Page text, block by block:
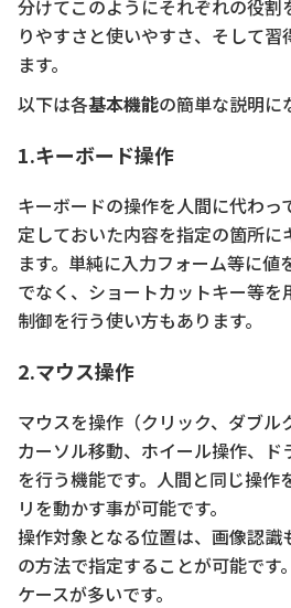
分けてこのようにそれぞれの役割
りやすさと使いやすさ、そして
ます。
以下は各基本機能の簡単な説明に
1.キーボード操作
キーボードの操作を人間に代わっ
定しておいた内容を指定の箇所
ます。単純に入力フォーム等に値
でなく、ショートカットキー等を
制御を行う使い方もあります。
2.マウス操作
マウスを操作（クリック、ダブル
カーソル移動、ホイール操作、ド
を行う機能です。人間と同じ操作
リを動かす事が可能です。
操作対象となる位置は、画像認識
の方法で指定することが可能です
ケースが多いです。